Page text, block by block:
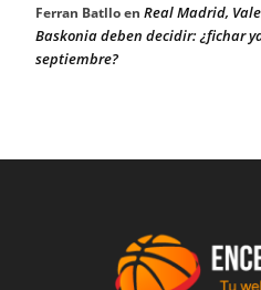
Ferran Batlloen Real Madrid,
Baskonia deben decidir: ¿fichar
septiembre?